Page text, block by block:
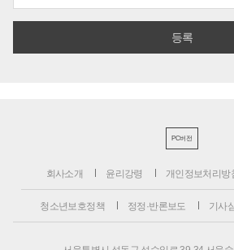
PC버전
회사소개 윤리강령 개인정보처리방
청소년보호정책 정정·반론보도 기사